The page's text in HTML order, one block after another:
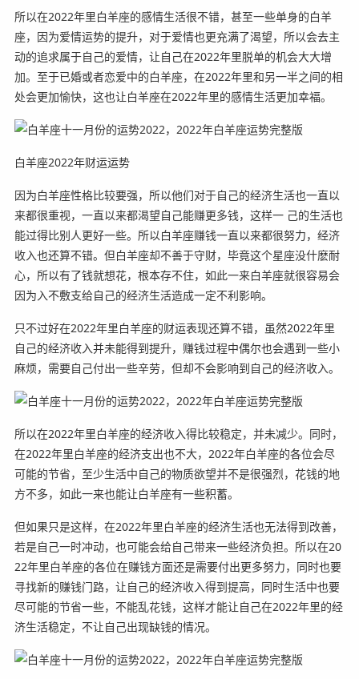
所以在2022年里白羊座的感情生活很不错，甚至一些单身的白羊
座，因为爱情运势的提升，对于爱情也更充满了渴望，所以会去主
动的追求属于自己的爱情，让自己在2022年里脱单的机会大大增
加。至于已婚或者恋爱中的白羊座，在2022年里和另一半之间的相
处会更加愉快，这也让白羊座在2022年里的感情生活更加幸福。
白羊座2022年财运运势
因为白羊座性格比较要强，所以他们对于自己的经济生活也一直以
来都很重视，一直以来都渴望自己能赚更多钱，这样一 己的生活也
能过得比别人更好一些。所以白羊座赚钱一直以来都很努力，经济
收入也还算不错。但白羊座却不善于守财，毕竟这个星座没什麽耐
心，所以有了钱就想花，根本存不住，如此一来白羊座就很容易会
因为入不敷支给自己的经济生活造成一定不利影响。
只不过好在2022年里白羊座的财运表现还算不错，虽然2022年里
自己的经济收入并未能得到提升，赚钱过程中偶尔也会遇到一些小
麻烦，需要自己付出一些辛劳，但却不会影响到自己的经济收入。
所以在2022年里白羊座的经济收入得比较稳定，并未减少。同时，
在2022年里白羊座的经济支出也不大，2022年白羊座的各位会尽
可能的节省，至少生活中自己的物质欲望并不是很强烈，花钱的地
方不多，如此一来也能让白羊座有一些积蓄。
但如果只是这样，在2022年里白羊座的经济生活也无法得到改善，
若是自己一时冲动，也可能会给自己带来一些经济负担。所以在20
22年里白羊座的各位在赚钱方面还是需要付出更多努力，同时也要
寻找新的赚钱门路，让自己的经济收入得到提高，同时生活中也要
尽可能的节省一些，不能乱花钱，这样才能让自己在2022年里的经
济生活稳定，不让自己出现缺钱的情况。